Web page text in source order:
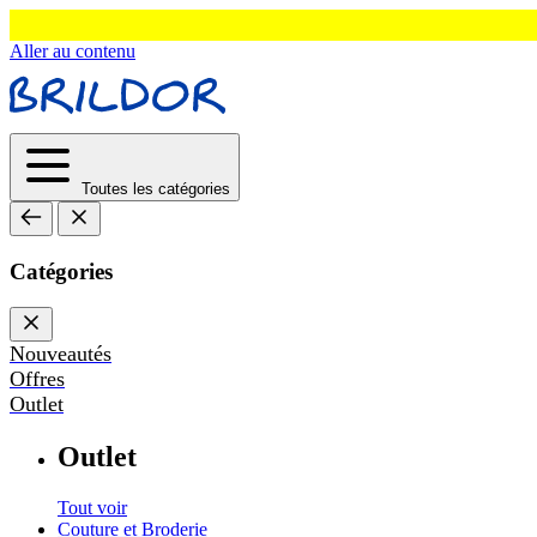
Aller au contenu
Toutes les catégories
Catégories
Nouveautés
Offres
Outlet
Outlet
Tout voir
Couture et Broderie